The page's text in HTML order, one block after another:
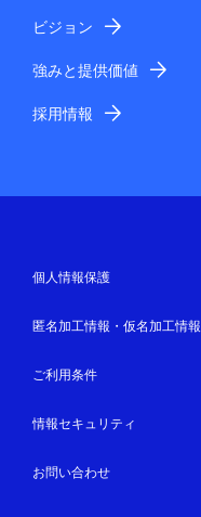
ビジョン
強みと提供価値
採用情報
個人情報保護
匿名加工情報・仮名加工情報
ご利用条件
情報セキュリティ
お問い合わせ